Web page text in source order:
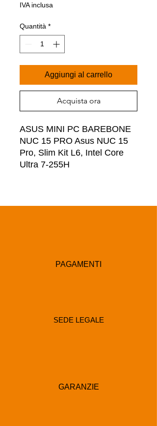
IVA inclusa
Quantità *
Aggiungi al carrello
Acquista ora
ASUS MINI PC BAREBONE
NUC 15 PRO Asus NUC 15
Pro, Slim Kit L6, Intel Core
Ultra 7-255H
PAGAMENTI
SEDE LEGALE
GARANZIE